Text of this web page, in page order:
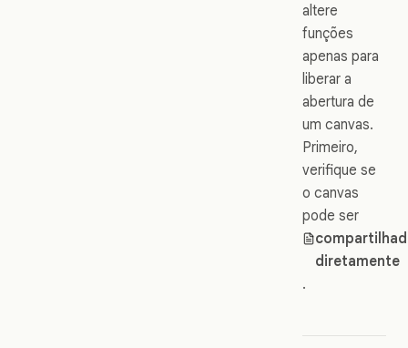
altere
funções
apenas para
liberar a
abertura de
um canvas.
Primeiro,
verifique se
o canvas
pode ser
diretamente
.